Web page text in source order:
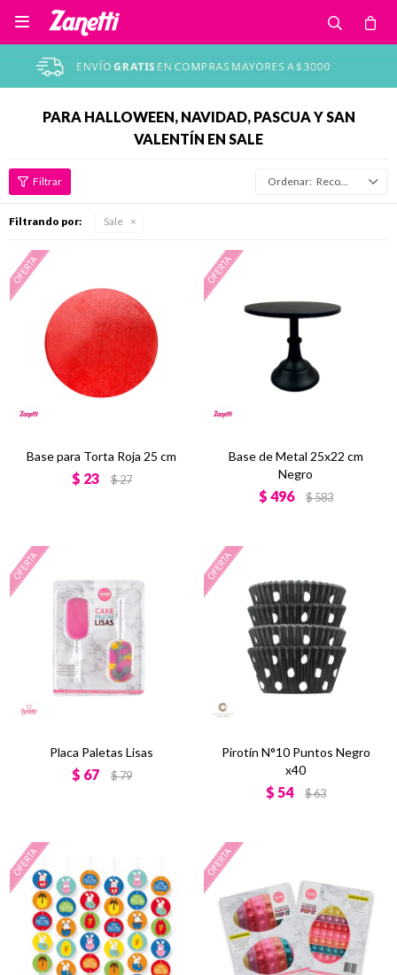

PARA HALLOWEEN, NAVIDAD, PASCUA Y SAN
VALENTÍN EN SALE
Recomendados
Filtrando por: Sale
Base para Torta Roja 25 cm
$ 23 $27
Base de Metal 25x22 cm
Negro
$ 496 $583
Placa Paletas Lisas
$ 67 $79
Pirotín N°10 Puntos Negro
x40
$ 54 $63